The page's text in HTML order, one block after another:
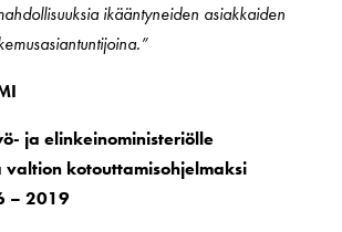
ikääntyneiden asiakkaiden
ja elinkeinoministeriölle
valtion kotouttamisohjelmaksi
– 2019